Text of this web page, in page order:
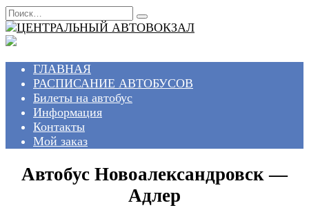
Перейти
к
содержанию
Search
for:
ГЛАВНАЯ
РАСПИСАНИЕ АВТОБУСОВ
Билеты на автобус
Информация
Контакты
Мой заказ
Автобус Новоалександровск —
Адлер